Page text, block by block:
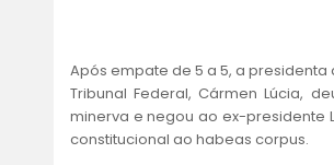
NOTÍCIAS
CONVÊNIOS
Após empate de 5 a 5, a presidenta
Tribunal Federal, Cármen Lúcia,
minerva e negou ao ex-presidente
constitucional ao habeas corpus.